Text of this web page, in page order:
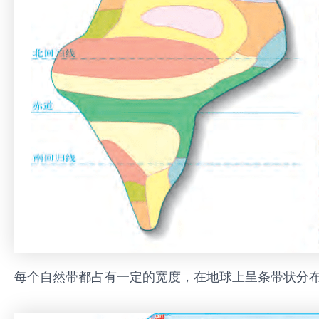
每个自然带都占有一定的宽度，在地球上呈条带状分